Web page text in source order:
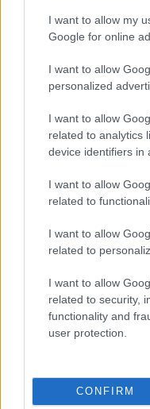
I want to allow my
Google for online
I want to allow
personalized
I want to allow
related to analytics
device identifiers in
I want to allow
related to
I want to allow
related to
I want to allow
related to security,
functionality and
user protection.
CONFIRM
Epoch Island
(STINJ)
(VXOR)
JDB
(JDB)
FibSwap DEX